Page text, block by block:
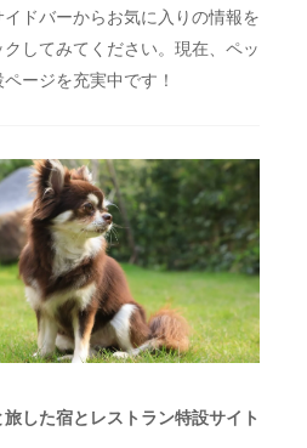
イドバーからお気に入りの情報を
クしてみてください。現在、ペッ
ページを充実中です！
した宿とレストラン特設サイト